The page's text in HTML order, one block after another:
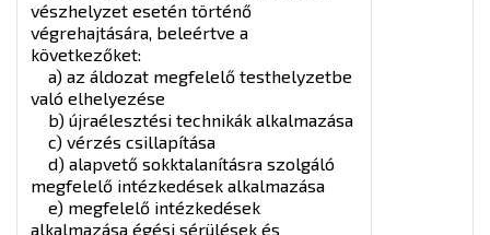
vészhelyzet esetén történő
végrehajtására, beleértve a
következőket:
a) az áldozat megfelelő testhelyzetbe
való elhelyezése
b) újraélesztési technikák alkalmazása
c) vérzés csillapítása
d) alapvető sokktalanításra szolgáló
megfelelő intézkedések alkalmazása
e) megfelelő intézkedések
alkalmazása égési sérülések és